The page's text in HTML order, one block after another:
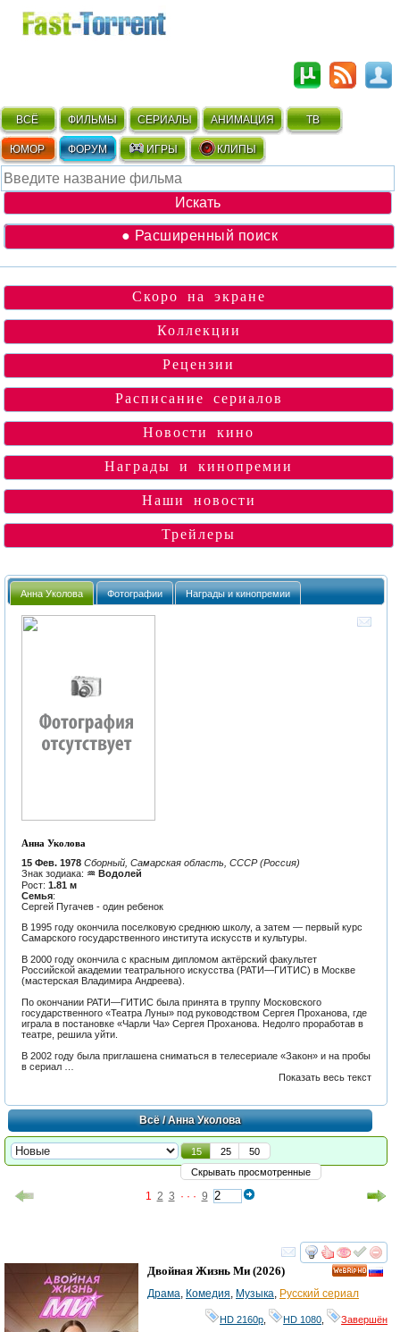
ВСЁ ФИЛЬМЫ СЕРИАЛЫ АНИМАЦИЯ ТВ
ЮМОР ФОРУМ ИГРЫ КЛИПЫ
● Расширенный поиск
Скоро на экране
Коллекции
Рецензии
Расписание сериалов
Новости кино
Награды и кинопремии
Наши новости
Трейлеры
Анна Уколова Фотографии Награды и кинопремии
Анна Уколова
15 Фев. 1978 Сборный, Самарская область, СССР (Россия)
Знак зодиака: ♒ Водолей
Рост: 1.81 м
Семья:
Сергей Пугачев - один ребенок
В 1995 году окончила поселковую среднюю школу, а затем — первый курс
Самарского государственного института искусств и культуры.
В 2000 году окончила с красным дипломом актёрский факультет
Российской академии театрального искусства (РАТИ—ГИТИС) в Москве
(мастерская Владимира Андреева).
По окончании РАТИ—ГИТИС была принята в труппу Московского
государственного «Театра Луны» под руководством Сергея Проханова, где
играла в постановке «Чарли Ча» Сергея Проханова. Недолго проработав в
театре, решила уйти.
В 2002 году была приглашена сниматься в телесериале «Закон» и на пробы
в сериал …
Показать весь текст
Всё/ Анна Уколова
15 25
50
Скрывать просмотренные
1 2 3 · · · 9
смотреть
Двойная Жизнь Ми (2026)
Драма Комедия Музыка Русский сериал
HD 2160р HD 1080 Завершён